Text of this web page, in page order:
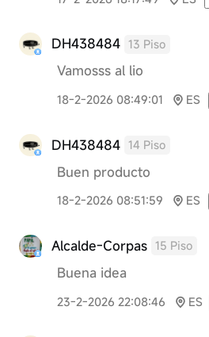
DH438484 13 Piso
Vamosss al lio
18-2-2026 08:49:01 ES
DH438484 14 Piso
Buen producto
18-2-2026 08:51:59 ES
Alcalde-Corpas 15 Piso
Buena idea
23-2-2026 22:08:46 ES